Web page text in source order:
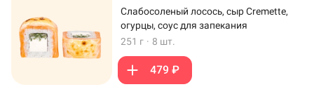
Слабосоленый лосось, сыр Cremette,
огурцы, соус для запекания
251 г · 8 шт.
479 ₽